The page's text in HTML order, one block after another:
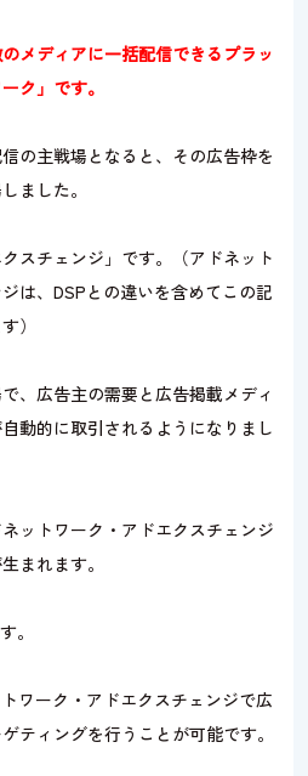
メディアに一括配信できるプラッ
ク」です。
の主戦場となると、その広告枠を
ました。
スチェンジ」です。（アドネット
は、DSPとの違いを含めてこの記
）
、広告主の需要と広告掲載メディ
動的に取引されるようになりまし
ットワーク・アドエクスチェンジ
まれます。
。
ワーク・アドエクスチェンジで広
ティングを行うことが可能です。